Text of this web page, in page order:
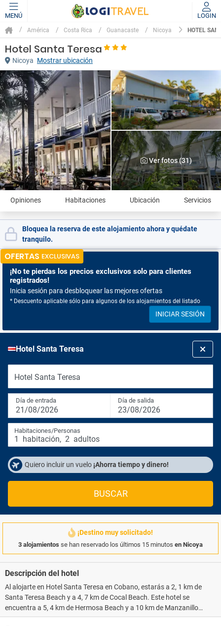
MENÚ LOGIN
América Costa Rica Guanacaste Nicoya HOTEL
Hotel Santa Teresa
Nicoya Mostrar ubicación
Ver fotos (31)
Opiniones Habitaciones Ubicación Servicios
Bloquea la reserva de este alojamiento ahora y quédate
tranquilo.
OFERTAS EXCLUSIVAS
¡No te pierdas los precios exclusivos solo para clientes
registrados!
Inicia sesión para desbloquear las mejores ofertas
* Descuento aplicable sólo para algunos de los alojamientos del listado
INICIAR SESIÓN
Hotel Santa Teresa
Hotel Santa Teresa
Día de entrada
21/08/2026
Día de salida
23/08/2026
Habitaciones/Personas
1 habitación, 2 adultos
Quiero incluir un vuelo ¡Ahorra tiempo y dinero!
BUSCAR
¡Destino muy solicitado!
3 alojamientos se han reservado los últimos 15 minutos en Nicoya
Descripción del hotel
Al alojarte en Hotel Santa Teresa en Cobano, estarás a 2, 1 km de
Santa Teresa Beach y a 4, 7 km de Cocal Beach. Este hotel se
encuentra a 5, 4 km de Hermosa Beach y a 10 km de Manzanillo
Beach. Aprovecha las opciones de esparcimiento, como una